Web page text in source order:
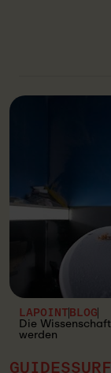
LAPOINT BLOG
Die
werden
GUIDESSURF